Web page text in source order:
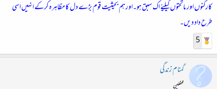
کارکنوں اور ماتحتوں کیلیےُ اک سبق ہو۔اورہم بحیثیت قوم بڑے دل کا مظاہرہ کرکے انہیں اسی
طرح داد دیں۔
5
گمنام زندگی
محفلین